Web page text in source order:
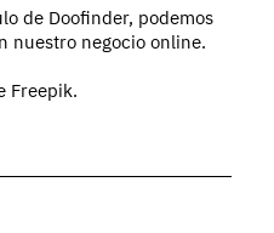
de Doofinder, podemos
nuestro negocio online.
Freepik.